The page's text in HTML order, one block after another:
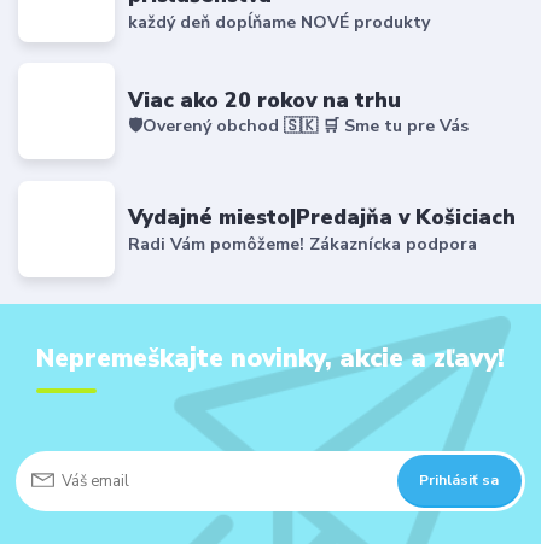
každý deň dopĺňame NOVÉ produkty
Viac ako 20 rokov na trhu
🛡️Overený obchod 🇸🇰 🛒 Sme tu pre Vás
Vydajné miesto|Predajňa v Košiciach
Radi Vám pomôžeme! Zákaznícka podpora
Nepremeškajte novinky, akcie a zľavy!
Prihlásiť sa